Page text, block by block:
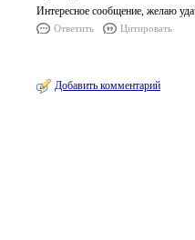
Интересное сообщение, желаю
Ответить Цитировать
Добавить комментарий